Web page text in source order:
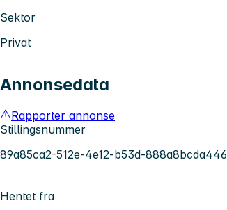
Sektor
Privat
Annonsedata
Rapporter annonse
Stillingsnummer
89a85ca2-512e-4e12-b53d-888a8bcda446
Hentet fra